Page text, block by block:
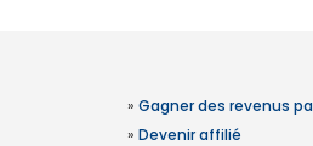
» Gagner des revenus
» Devenir affilié